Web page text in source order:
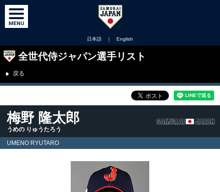
日本語 ｜ English
全世代侍ジャパン選手リスト
戻る
梅野 隆太郎
うめの りゅうたろう
UMENO RYUTARO